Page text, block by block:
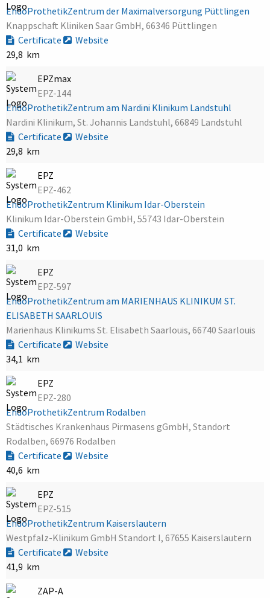
EndoProthetikZentrum der Maximalversorgung Püttlingen
Knappschaft Kliniken Saar GmbH, 66346 Püttlingen
Certificate
Website
29,8 km
EPZmax
EPZ-144
EndoProthetikZentrum am Nardini Klinikum Landstuhl
Nardini Klinikum, St. Johannis Landstuhl, 66849 Landstuhl
Certificate
Website
29,8 km
EPZ
EPZ-462
EndoProthetikZentrum Klinikum Idar-Oberstein
Klinikum Idar-Oberstein GmbH, 55743 Idar-Oberstein
Certificate
Website
31,0 km
EPZ
EPZ-597
EndoProthetikZentrum am MARIENHAUS KLINIKUM ST.
ELISABETH SAARLOUIS
Marienhaus Klinikums St. Elisabeth Saarlouis, 66740 Saarlouis
Certificate
Website
34,1 km
EPZ
EPZ-280
EndoProthetikZentrum Rodalben
Städtisches Krankenhaus Pirmasens gGmbH, Standort
Rodalben, 66976 Rodalben
Certificate
Website
40,6 km
EPZ
EPZ-515
EndoProthetikZentrum Kaiserslautern
Westpfalz-Klinikum GmbH Standort I, 67655 Kaiserslautern
Certificate
Website
41,9 km
ZAP-A